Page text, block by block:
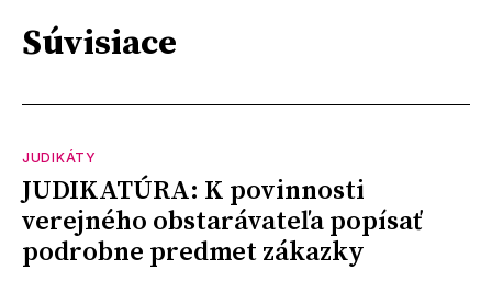
Súvisiace
JUDIKÁTY
JUDIKATÚRA: K povinnosti
verejného obstarávateľa popísať
podrobne predmet zákazky